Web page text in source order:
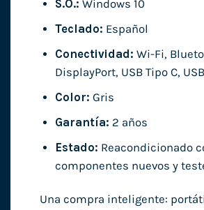
S.O.: Windows 10
Teclado: Español
Conectividad: Wi-Fi,
DisplayPort, USB Tipo C,
Color: Gris
Garantía: 2 años
Estado: Reacondicionado
componentes nuevos y
Una compra inteligente: